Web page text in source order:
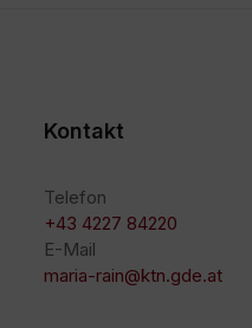
Kontakt
Telefon
+43 4227 84220
E-Mail
maria-rain@ktn.gde.at